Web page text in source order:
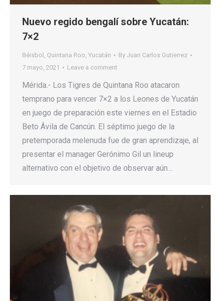
Nuevo regido bengalí sobre Yucatán:
7×2
Béisbol , Quintana Roo, Yucatán By Juan Carlos Gutierrez
7 mayo, 2021
Leave a comment
Mérida.- Los Tigres de Quintana Roo atacaron
temprano para vencer 7×2 a los Leones de Yucatán
en juego de preparación este viernes en el Estadio
Beto Ávila de Cancún. El séptimo juego de la
pretemporada melenuda fue de gran aprendizaje, al
presentar el manager Gerónimo Gil un lineup
alternativo con el objetivo de observar aún…